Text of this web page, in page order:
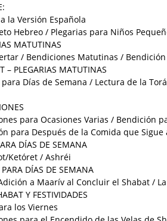
la Versión Española
Hebreo / Plegarias para Niños
MATUTINAS
/ Bendiciones Matutinas /
– PLEGARIAS MATUTINAS
Días de Semana / Lectura de la
para Ocasiones Varias / Bendición
para Después de la Comida que
DÍAS DE SEMANA
Ketóret / Ashréi
DÍAS DE SEMANA
a Maarív al Concluir el Shabat /
Y FESTIVIDADES
los Viernes